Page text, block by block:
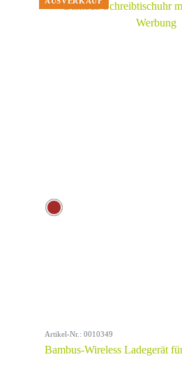
Artikel-Nr.: 0010349
Bambus-Wireless Ladegerät